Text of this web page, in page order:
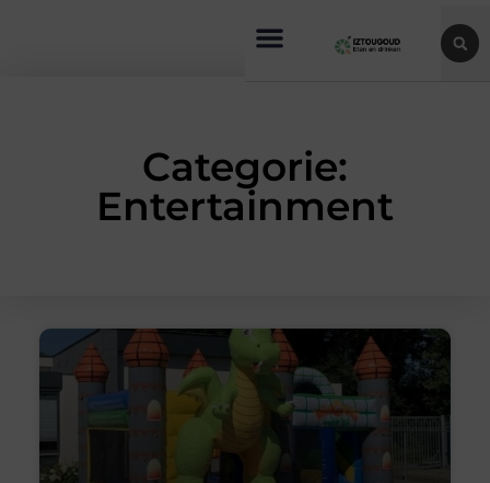
Categorie:
Entertainment